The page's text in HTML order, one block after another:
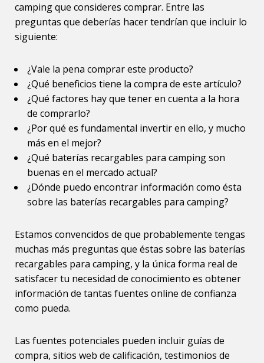
camping que consideres comprar. Entre las
preguntas que deberías hacer tendrían que incluir lo
siguiente:
¿Vale la pena comprar este producto?
¿Qué beneficios tiene la compra de este artículo?
¿Qué factores hay que tener en cuenta a la hora
de comprarlo?
¿Por qué es fundamental invertir en ello, y mucho
más en el mejor?
¿Qué baterías recargables para camping son
buenas en el mercado actual?
¿Dónde puedo encontrar información como ésta
sobre las baterías recargables para camping?
Estamos convencidos de que probablemente tengas
muchas más preguntas que éstas sobre las baterías
recargables para camping, y la única forma real de
satisfacer tu necesidad de conocimiento es obtener
información de tantas fuentes online de confianza
como pueda.
Las fuentes potenciales pueden incluir guías de
compra, sitios web de calificación, testimonios de